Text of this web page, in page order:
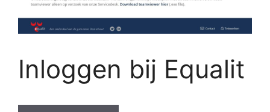
Inloggen bij Equalit